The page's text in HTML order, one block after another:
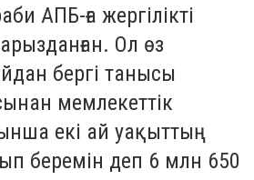
АПБ-ға жергілікті
Ол өз
бергі танысы
мемлекеттік
екі ай уақыттың
беремін деп 6 млн 650